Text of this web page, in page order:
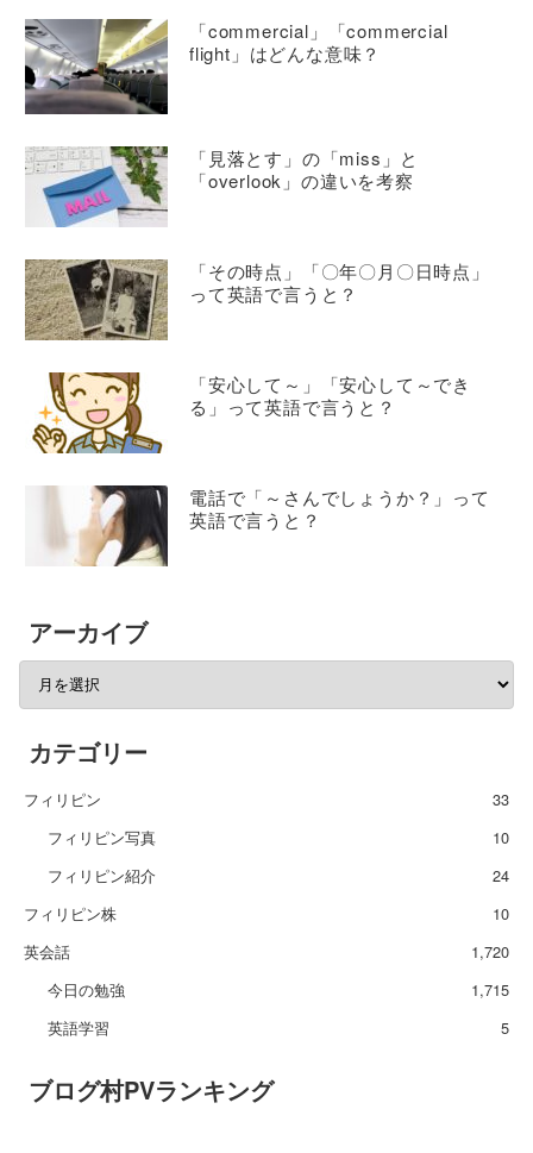
「commercial」「commercial
flight」はどんな意味？
「見落とす」の「miss」と
「overlook」の違いを考察
「その時点」「〇年〇月〇日時点」
って英語で言うと？
「安心して～」「安心して～でき
る」って英語で言うと？
電話で「～さんでしょうか？」って
英語で言うと？
アーカイブ
カテゴリー
フィリピン
33
フィリピン写真
10
フィリピン紹介
24
フィリピン株
10
英会話
1,720
今日の勉強
1,715
英語学習
5
ブログ村PVランキング